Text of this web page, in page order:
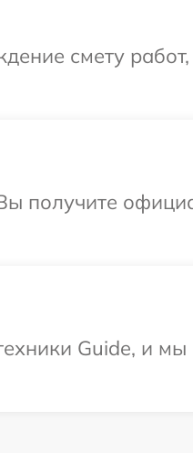
смету
получите
Guide, и мы